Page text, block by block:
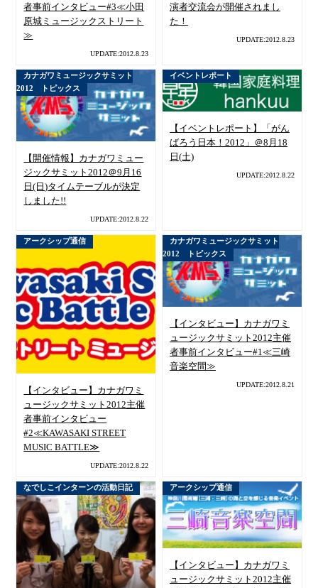
者事前インタビュー#3≪小田
原城ミュージックストリート
≫
UPDATE:2012.8.23
演者交流会が開催されまし
た！
UPDATE:2012.8.23
カナガワミュージックサミット
2012 トピックス
【開催情報】カナガワミュー
ジックサミット2012＠9月16
日(日)タイムテーブルが決定
しました!!
UPDATE:2012.8.22
イベントレポート
【イベントレポート】「がん
ばろう日本！2012」＠8月18
日(土)
UPDATE:2012.8.22
アークシップ通信
【インタビュー】カナガワミ
ュージックサミット2012主催
者事前インタビュー
#2≪KAWASAKI STREET
MUSIC BATTLE≫
UPDATE:2012.8.22
カナガワミュージックサミット
2012 トピックス
【インタビュー】カナガワミ
ュージックサミット2012主催
者事前インタビュー#1≪三崎
音楽空間≫
UPDATE:2012.8.21
なでしこインターンの活動日記 アークシップ通信
【インタビュー】カナガワミ
ュージックサミット2012主催